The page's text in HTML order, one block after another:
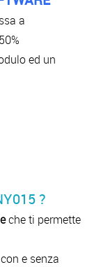
a
ed un
?
che ti permette
e senza